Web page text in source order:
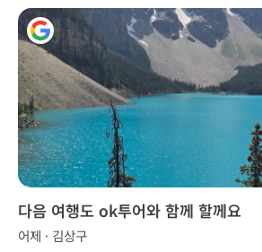
다음 여행도 ok투어와 함께 할께요
어제 · 김상구